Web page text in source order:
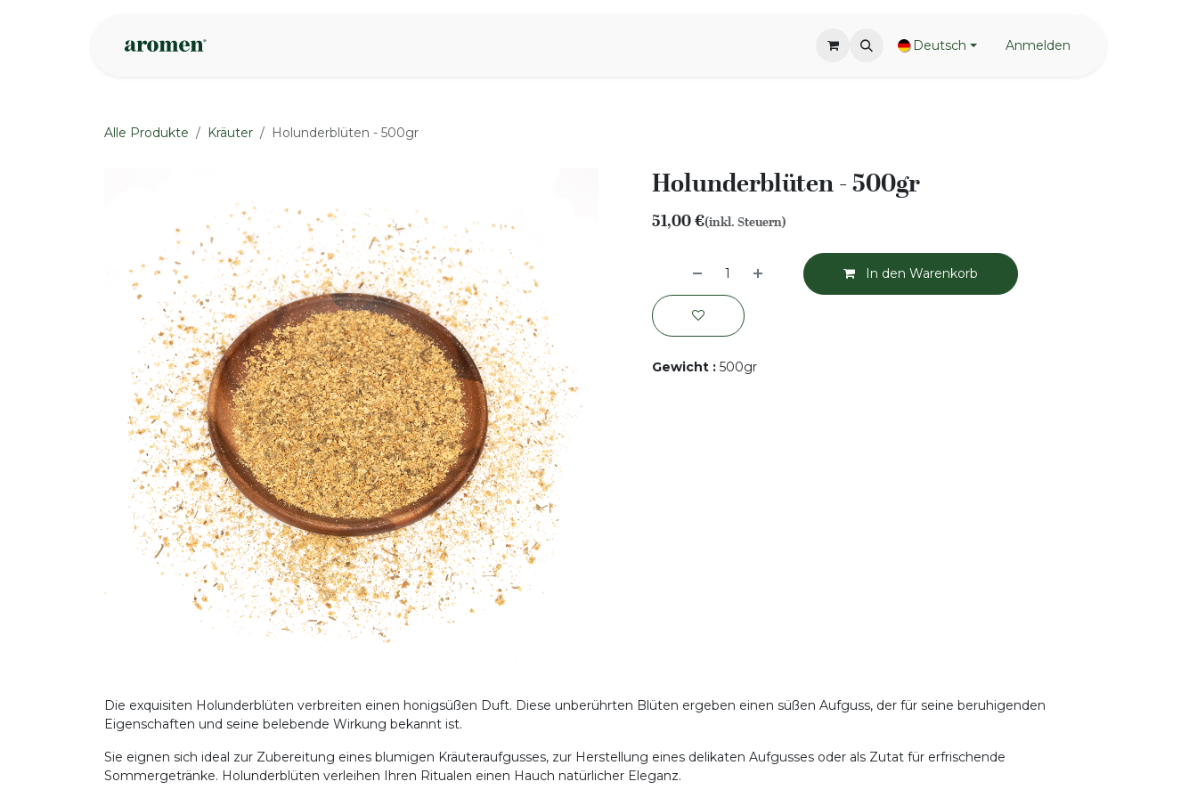
Deutsch Anmelden
Alle Produkte Kräuter Holunderblüten - 500gr
Holunderblüten - 500gr
51,00€(inkl. Steuern)
In den Warenkorb
Gewicht : 500gr
Die exquisiten Holunderblüten verbreiten einen honigsüßen Duft. Diese unberührten Blüten ergeben einen süßen Aufguss, der für seine beruhigenden
Eigenschaften und seine belebende Wirkung bekannt ist.
Sie eignen sich ideal zur Zubereitung eines blumigen Kräuteraufgusses, zur Herstellung eines delikaten Aufgusses oder als Zutat für erfrischende
Sommergetränke. Holunderblüten verleihen Ihren Ritualen einen Hauch natürlicher Eleganz.